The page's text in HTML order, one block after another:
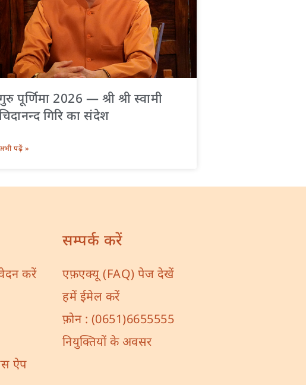
पूर्णिमा 2026 — श्री श्री स्वामी
गिरि का संदेश
पढ़ें »
करें
ऐप
सम्पर्क करें
एफ़एक्यू (FAQ) पेज देखें
हमें ईमेल करें
फ़ोन : (0651)6655555
नियुक्तियों के अवसर